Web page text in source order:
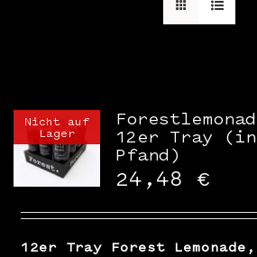
Presse
WooCommerce Warenkorb
Nicht auf
Lager
12er Tray
Pfand)
24,48 €
12er Tray Forest Lemonade,